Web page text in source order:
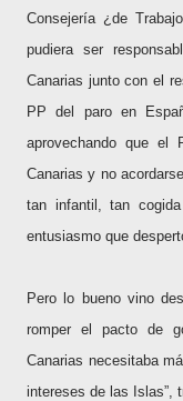
Consejería ¿de
pudiera ser
Canarias junto con el
PP del paro en
aprovechando que el
Canarias y no
tan infantil, tan
entusiasmo que
Pero lo bueno vino
romper el pacto de
Canarias necesitaba
intereses de las Islas”,